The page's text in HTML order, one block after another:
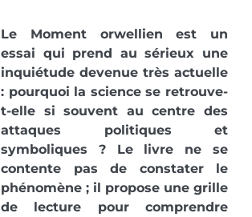
Le Moment orwellien est un
essai qui prend au sérieux une
inquiétude devenue très actuelle
: pourquoi la science se retrouve-
t-elle si souvent au centre des
attaques politiques et
symboliques ? Le livre ne se
contente pas de constater le
phénomène ; il propose une grille
de lecture pour comprendre